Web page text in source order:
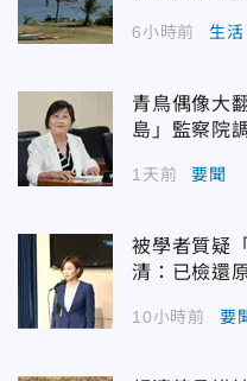
6小時前 生活
青鳥偶像大
島」監察院
1天前 要聞
被學者質疑
清：已檢還
10小時前 要